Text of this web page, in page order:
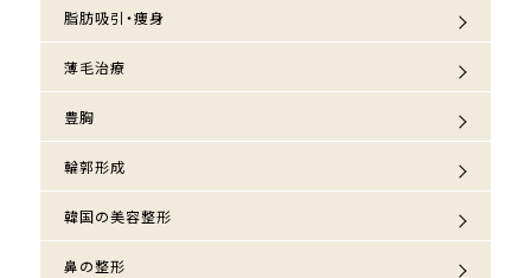
脂肪吸引・痩身
薄毛治療
豊胸
輪郭形成
韓国の美容整形
鼻の整形